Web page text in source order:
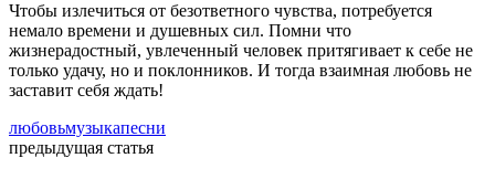
Чтобы излечиться от безответного чувства, потребуется
немало времени и душевных сил. Помни что
жизнерадостный, увлеченный человек притягивает к себе не
только удачу, но и поклонников. И тогда взаимная любовь не
заставит себя ждать!
любовьмузыкапесни
предыдущая статья